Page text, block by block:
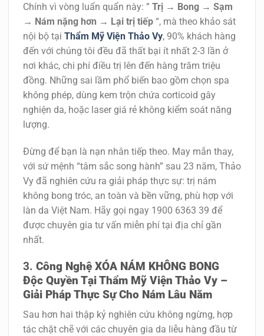
Chính vì vòng luẩn quẩn này: ” Trị → Bong → Sạm
→ Nám nặng hơn → Lại trị tiếp “, mà theo khảo sát
nội bộ tại Thẩm Mỹ Viện Thảo Vy, 90% khách hàng
đến với chúng tôi đều đã thất bại ít nhất 2-3 lần ở
nơi khác, chi phí điều trị lên đến hàng trăm triệu
đồng. Những sai lầm phổ biến bao gồm chọn spa
không phép, dùng kem trộn chứa corticoid gây
nghiện da, hoặc laser giá rẻ không kiểm soát năng
lượng.
Đừng để bạn là nạn nhân tiếp theo. May mắn thay,
với sứ mệnh “tâm sắc song hành” sau 23 năm, Thảo
Vy đã nghiên cứu ra giải pháp thực sự: trị nám
không bong tróc, an toàn và bền vững, phù hợp với
làn da Việt Nam. Hãy gọi ngay 1900 6363 39 để
được chuyên gia tư vấn miễn phí tại địa chỉ gần
nhất.
Công Nghệ XÓA NÁM KHÔNG BONG
Độc Quyền Tại Thẩm Mỹ Viện Thảo Vy –
Giải Pháp Thực Sự Cho Nám Lâu Năm
Sau hơn hai thập kỷ nghiên cứu không ngừng, hợp
tác chặt chẽ với các chuyên gia da liễu hàng đầu từ